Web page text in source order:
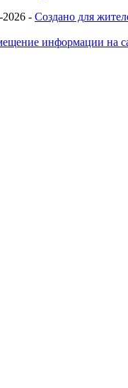
- Создано для
информации на